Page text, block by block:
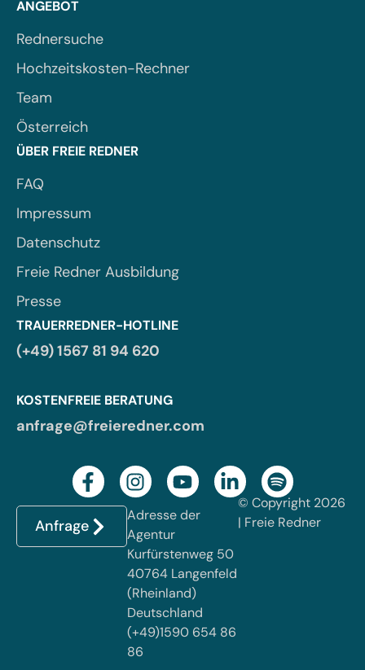
ANGEBOT
Rednersuche
Hochzeitskosten-Rechner
Team
Österreich
ÜBER FREIE REDNER
FAQ
Impressum
Datenschutz
Freie Redner Ausbildung
Presse
TRAUERREDNER-HOTLINE
(+49) 1567 81 94 620
KOSTENFREIE BERATUNG
anfrage@freieredner.com
Anfrage
Adresse der
Agentur
Kurfürstenweg 50
40764 Langenfeld
(Rheinland)
Deutschland
(+49)1590 654 86
86
© Copyright 2026
| Freie Redner